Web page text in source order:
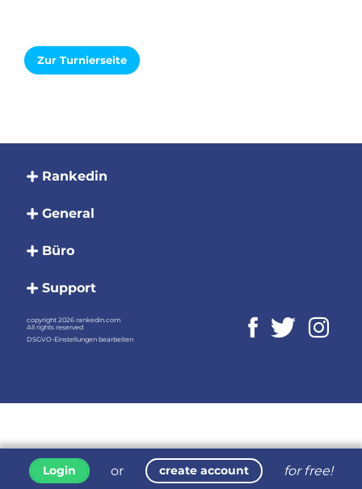
Zur Turnierseite
Login or create account for free!
Rankedin
General
Büro
Support
copyright 2026 rankedin.com
All rights reserved
DSGVO-Einstellungen bearbeiten